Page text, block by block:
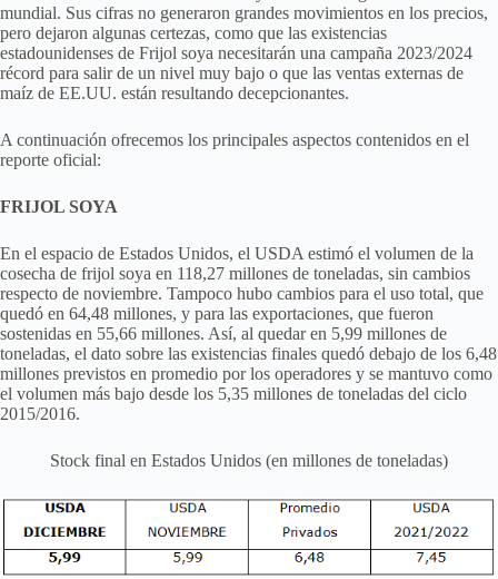
mundial. Sus cifras no generaron grandes movimientos en los precios,
pero dejaron algunas certezas, como que las existencias
estadounidenses de Frijol soya necesitarán una campaña 2023/2024
récord para salir de un nivel muy bajo o que las ventas externas de
maíz de EE.UU. están resultando decepcionantes.
A continuación ofrecemos los principales aspectos contenidos en el
reporte oficial:
FRIJOL SOYA
En el espacio de Estados Unidos, el USDA estimó el volumen de la
cosecha de frijol soya en 118,27 millones de toneladas, sin cambios
respecto de noviembre. Tampoco hubo cambios para el uso total, que
quedó en 64,48 millones, y para las exportaciones, que fueron
sostenidas en 55,66 millones. Así, al quedar en 5,99 millones de
toneladas, el dato sobre las existencias finales quedó debajo de los 6,48
millones previstos en promedio por los operadores y se mantuvo como
el volumen más bajo desde los 5,35 millones de toneladas del ciclo
2015/2016.
Stock final en Estados Unidos (en millones de toneladas)